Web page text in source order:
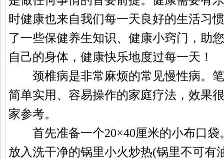
时健康也来自我们每一天良好的生活习
了一些保健养生知识、健康小窍门，助
自己的身体，健康快乐地度过每一天！
颈椎病是非常麻烦的常见慢性病。笔
简单实用、容易操作的家庭疗法，效果
家参考。
首先准备一个20×40厘米的小布口袋
放入洗干净的锅里小火炒热(锅里不可有